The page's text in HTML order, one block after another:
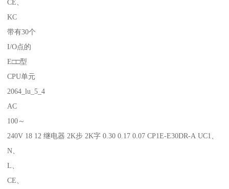
CE、
KC
带有30个
I/O点的
E□□型
CPU单元
2064_lu_5_4
AC
100～
240V 18 12 继电器 2K步 2K字 0.30 0.17 0.07 CP1E-E30DR-A UC1、
N、
L、
CE、